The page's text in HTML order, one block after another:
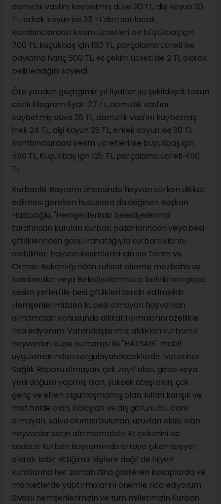
damızlık vasfını kaybetmiş düve 30 TL, dişi koyun 30
TL, erkek koyun ise 35 TL'den satılacak.
Kombinalardaki kesim ücretleri ise büyükbaş için
700 TL, küçükbaş için 150 TL, parçalama ücreti ise
paylama hariç 500 TL, et çekim ücreti ise 2 TL olarak
belirlendiğini söyledi.
Öte yandan geçtiğimiz yıl fiyatlar şu şekildeydi; tosun
canlı kilogram fiyatı 27 TL, damızlık vasfını
kaybetmiş düve 26 TL, damızlık vasfını kaybetmiş
İnek 24 TL, dişi koyun 25 TL, erkek koyun ise 30 TL.
Kombinalardaki kesim ücretleri ise büyükbaş için
550 TL, Küçükbaş için 125 TL, parçalama ücreti 450
TL.
Kurbanlık Bayramı öncesinde hayvan alırken dikkat
edilmesi gereken hususlara da değinen Başkan
Hastaoğlu, "Hemşerilerimiz belediyelerimiz
tarafından kurulan kurban pazarlarından veya besi
çiftliklerinden gönül rahatlığıyla kurbanlıklarını
alabilirler. Hayvan kesimlerini için ise Tarım ve
Orman Bakanlığı'ndan ruhsat alınmış mezbaha ve
kombinalar veya Belediyelerimizce belirlenen geçici
kesim yerleri ile besi çiftlikleri tercih edilmelidir.
Hemşerilerimizden küpesi olmayan hayvanları
almamaları konusunda dikkatli olmalarını özellikle
rica ediyorum. Vatandaşlarımız aldıkları kurbanlık
hayvanları küpe numarası ile "HAYSAG" mobil
uygulamasından sorgulayabileceklerdir. Veteriner
Sağlık Raporu olmayan, çok zayıf olan, gebe veya
yeni doğum yapmış olan, yüksek ateşi olan, çok
genç ve etleri olgunlaşmamış olan, kılları karışık ve
mat halde olan, bakışları ve dış görünümü canlı
olmayan, salya akıntısı bulunan, uzuvları eksik olan
hayvanlar satın alınmamalıdır. Et çekimini ise
sadece Kurban Bayramı'nda ortaya çıkan seyyar
olarak tabir ettiğimiz kişilere değil de hijyen
kurallarına her zaman itina gösteren kasaplarda ve
marketlerde yaptırmalarını önemle rica ediyorum.
Sivaslı hemşerilerimizin ve tüm milletimizin Kurban